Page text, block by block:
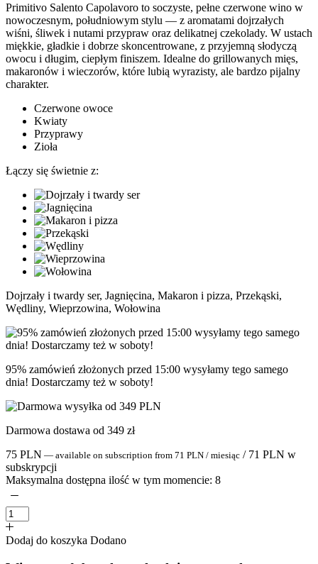
Primitivo Salento Capolavoro to soczyste, pełne czerwone wino w
nowoczesnym, południowym stylu — z aromatami dojrzałych
wiśni, śliwek i nutami przypraw oraz delikatnej czekolady. W ustach
miękkie, gładkie i dobrze skoncentrowane, z przyjemną słodyczą
owocu i długim, ciepłym finiszem. Idealne do grillowanych mięs,
makaronów i wieczorów, które lubią wyrazisty, ale bardzo pijalny
charakter.
Czerwone owoce
Kwiaty
Przyprawy
Zioła
Łączy się świetnie z:
Dojrzały i twardy ser, Jagnięcina, Makaron i pizza, Przekąski,
Wędliny, Wieprzowina, Wołowina
95% zamówień złożonych przed 15:00 wysyłamy tego samego
dnia! Dostarczamy też w soboty!
Darmowa dostawa od 349 zł
75 PLN — available on subscription from 71 PLN / miesiąc / 71 PLN w
subskrypcji
Maksymalna dostępna ilość w tym momencie: 8
Dodaj do koszyka Dodano